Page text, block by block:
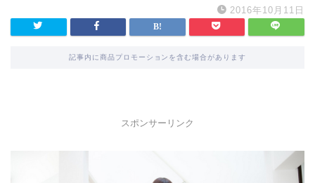
2016年10月11日
記事内に商品プロモーションを含む場合があります
スポンサーリンク